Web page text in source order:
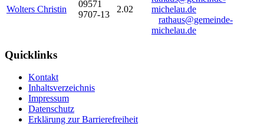
Wolters Christin
09571
9707-13
2.02
rathaus@gemeinde-
michelau.de
Quicklinks
Kontakt
Inhaltsverzeichnis
Impressum
Datenschutz
Erklärung zur Barrierefreiheit